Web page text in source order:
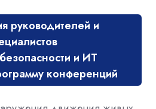
руководителей и
и ИТ
конференций